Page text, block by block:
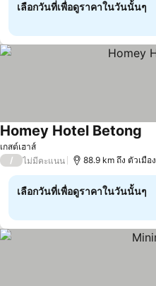
เลือกวันที่เพื่อดูราคาในวันนั้นๆ
เกสต์เฮาส์
Homey Hotel Betong
/ ไม่มีคะแนน 88.9 km ถึง ตัวเมือง
เลือกวันที่เพื่อดูราคาในวันนั้นๆ